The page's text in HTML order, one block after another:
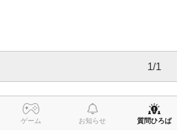
1/1
ゲーム お知らせ 質問ひろば